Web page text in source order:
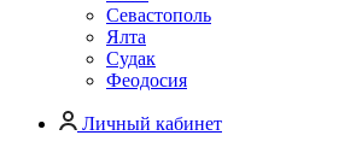
Севастополь
Ялта
Судак
Феодосия
Личный кабинет